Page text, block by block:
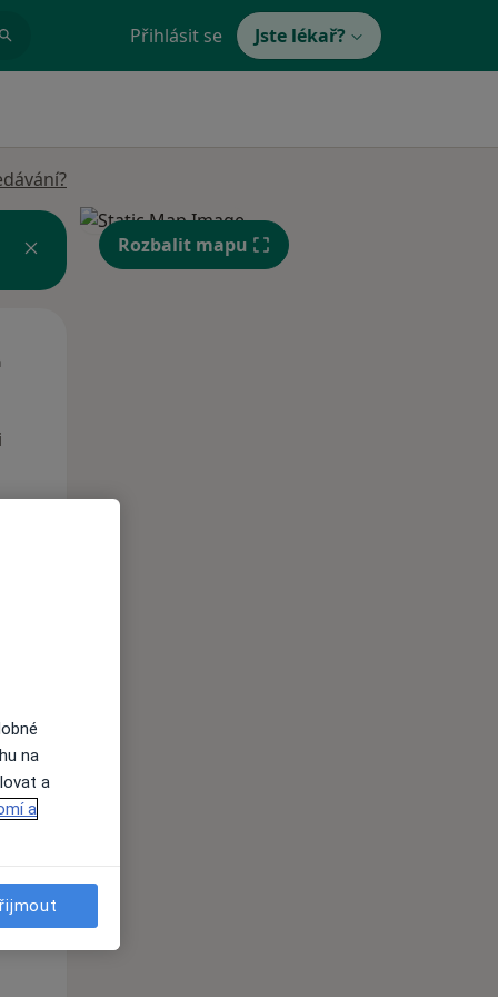
Přihlásit se Jste lékař?
Rozbalit mapu
na
a
a